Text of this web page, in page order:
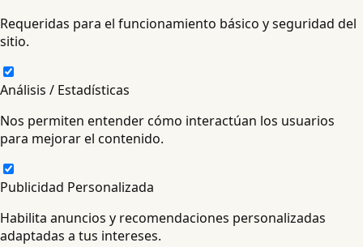
Requeridas para el funcionamiento básico y seguridad del
sitio.
Análisis / Estadísticas
Nos permiten entender cómo interactúan los usuarios
para mejorar el contenido.
Publicidad Personalizada
Habilita anuncios y recomendaciones personalizadas
adaptadas a tus intereses.